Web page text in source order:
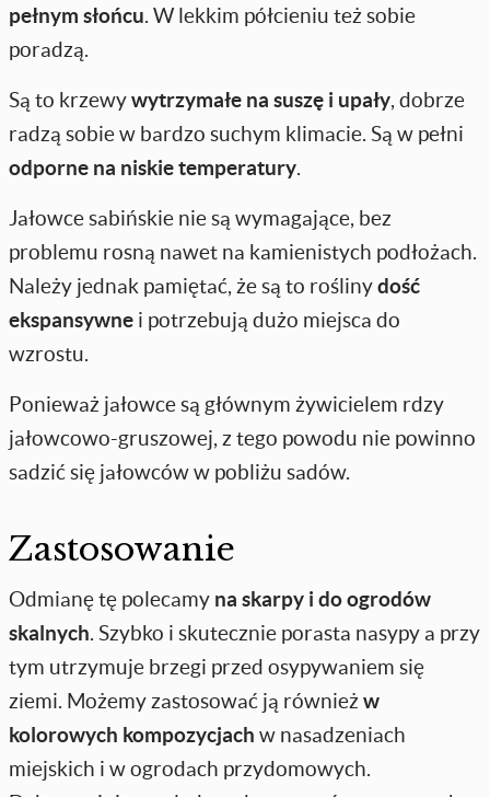
pełnym słońcu. W lekkim półcieniu też sobie
poradzą.
Są to krzewywytrzymałe na suszę i upały, dobrze
radzą sobie w bardzo suchym klimacie. Są w pełni
odporne na niskie temperatury.
Jałowce sabińskie nie są wymagające, bez
problemu rosną nawet na kamienistych podłożach.
Należy jednak pamiętać, że są to roślinydość
ekspansywne i potrzebują dużo miejsca do
wzrostu.
Ponieważ jałowce są głównym żywicielem rdzy
jałowcowo-gruszowej, z tego powodu nie powinno
sadzić się jałowców w pobliżu sadów.
Zastosowanie
Odmianę tę polecamy na skarpy i do ogrodów
skalnych. Szybko i skutecznie porasta nasypy a przy
tym utrzymuje brzegi przed osypywaniem się
ziemi. Możemy zastosować ją również w
kolorowych kompozycjach w nasadzeniach
miejskich i w ogrodach przydomowych.